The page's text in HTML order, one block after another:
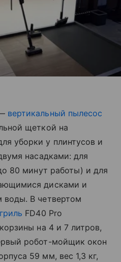
вертикальный пылесос
щеткой на
уборки у плинтусов и
насадками: для
80 минут работы) и для
дисками и
воды. В четвертом
FD40 Pro
на 4 и 7 литров,
робот-мойщик окон
59 мм, вес 1,3 кг,